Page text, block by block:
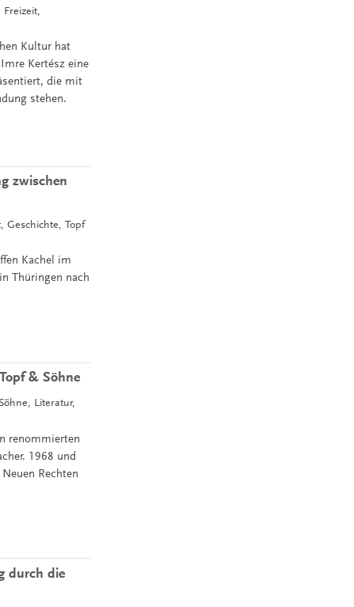
Kultur hat
Kertész eine
die mit
stehen.
zwischen
Geschichte, Topf
Kachel im
Thüringen nach
& Söhne
Literatur,
renommierten
1968 und
Rechten
durch die